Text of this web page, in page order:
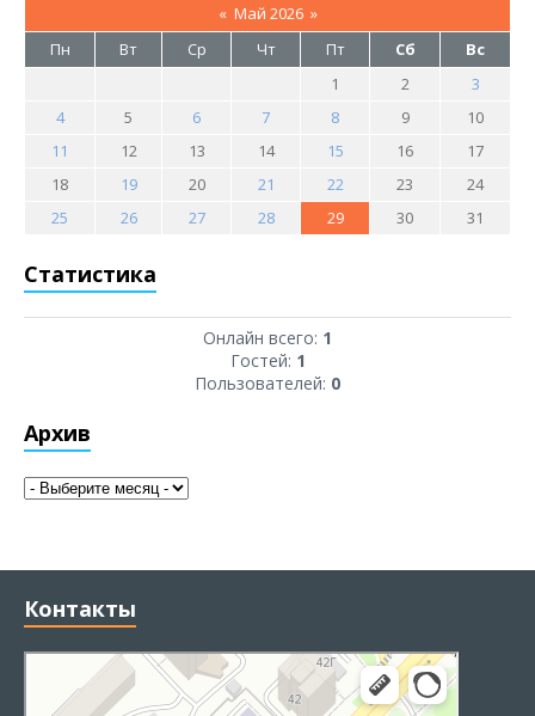
« Май 2026 »
Пн
Вт Ср Чт Пт Сб
Вс
1
2
3
4
5 6 7 8 9
10
11
12 13 14 15 16
17
18
19 20 21 22 23
24
25
26 27 28 29 30 31
Статистика
Онлайн всего: 1
Гостей: 1
Пользователей: 0
Архив
Контакты